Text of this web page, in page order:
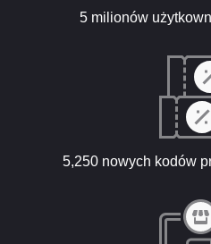
5 milionów
5,250 nowych kodów